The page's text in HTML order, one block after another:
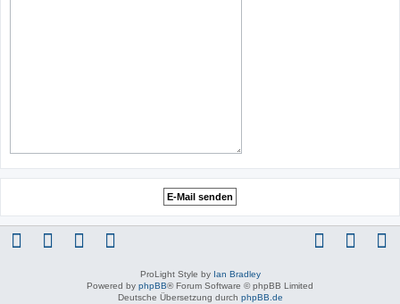
ProLight Style by Ian Bradley
Powered by phpBB® Forum Software © phpBB Limited
Deutsche Übersetzung durch phpBB.de